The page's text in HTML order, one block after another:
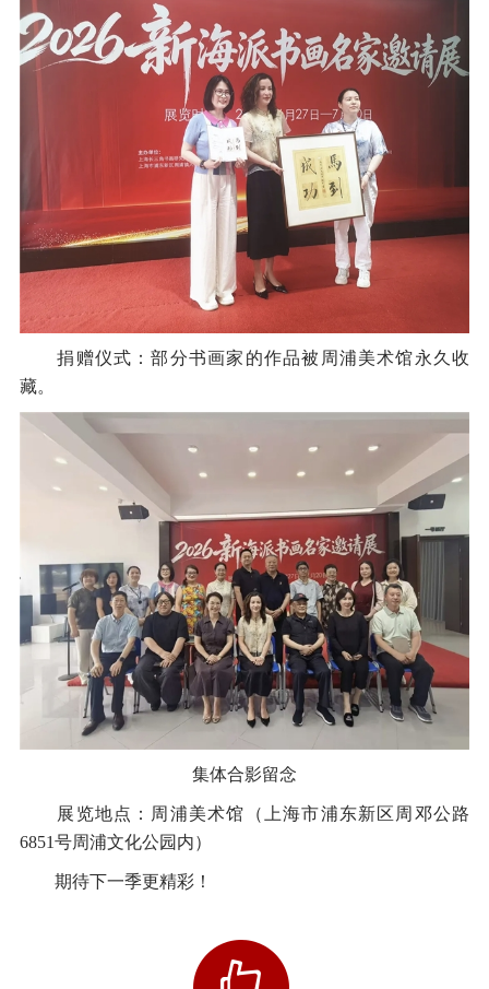
捐赠仪式：部分书画家的作品被周浦美术馆永久收
藏。
集体合影留念
展览地点：周浦美术馆（上海市浦东新区周邓公路
6851号周浦文化公园内）
期待下一季更精彩！